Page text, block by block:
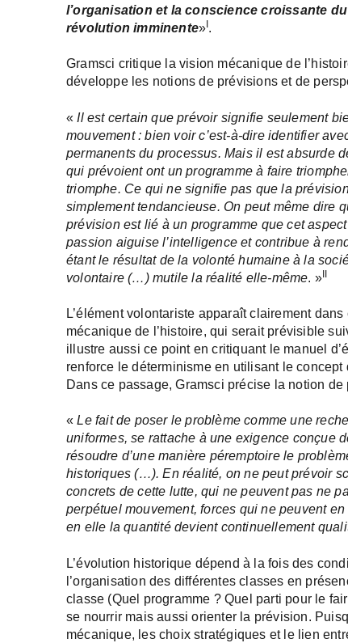
l’organisation et la conscience croissante
révolution imminente»I.
Gramsci critique la vision mécanique de
développe les notions de prévisions et de
« Il est certain que prévoir signifie seulement
mouvement : bien voir c’est-à-dire identifier
permanents du processus. Mais il est absurde
qui prévoient ont un programme à faire
triomphe. Ce qui ne signifie pas que la
simplement tendancieuse. On peut même dire
prévision est lié à un programme que cet
passion aiguise l’intelligence et contribue à
étant le résultat de la volonté humaine à la
volontaire (…) mutile la réalité elle-même. »II
L’élément volontariste apparaît clairement
mécanique de l’histoire, qui serait prévisible
illustre aussi ce point en critiquant le manuel
renforce le déterminisme en utilisant le
Dans ce passage, Gramsci précise la notion de
«Le fait de poser le problème comme une
uniformes, se rattache à une exigence conçue
résoudre d’une manière péremptoire le
historiques (…). En réalité, on ne peut prévoir
concrets de cette lutte, qui ne peuvent pas ne
perpétuel mouvement, forces qui ne peuvent
en elle la quantité devient continuellement
L’évolution historique dépend à la fois des
l’organisation des différentes classes en
classe (Quel programme ? Quel parti pour le
se nourrir mais aussi orienter la prévision.
mécanique, les choix stratégiques et le lien